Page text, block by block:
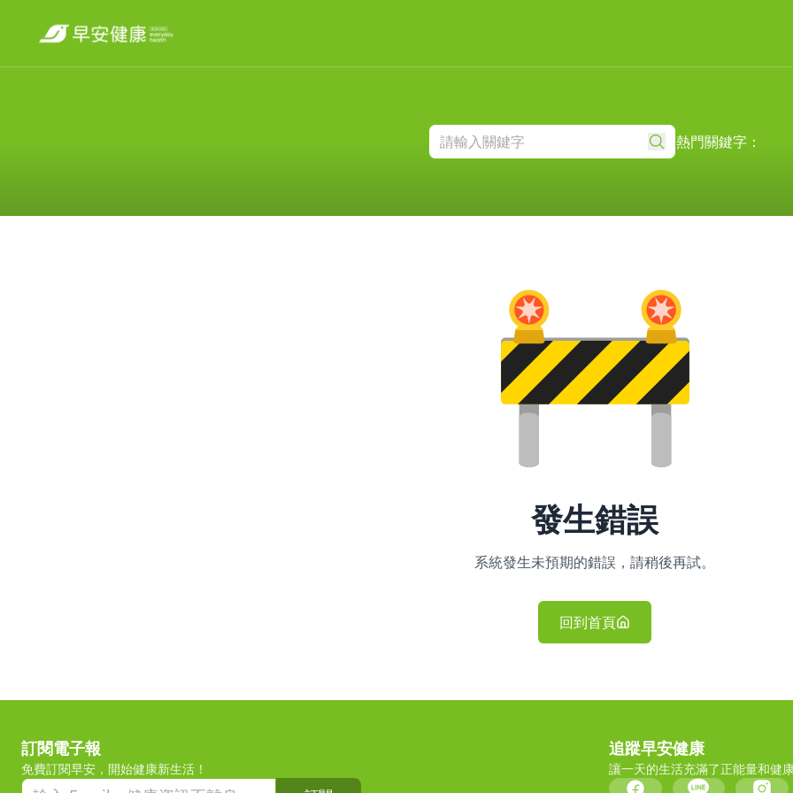
熱門關鍵字：
發生錯誤
系統發生未預期的錯誤，請稍後再試。
回到首頁
訂閱電子報
免費訂閱早安，開始健康新生活！
追蹤早安健康
讓一天的生活充滿了正能量和健